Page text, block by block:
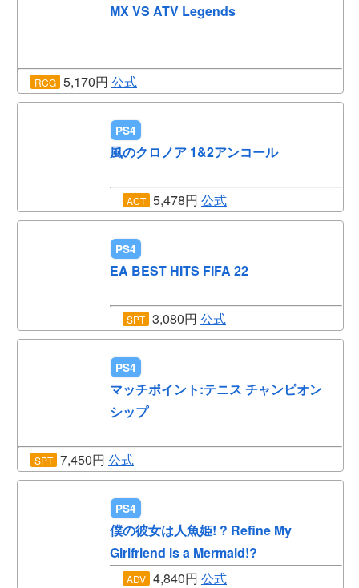
MX VS ATV Legends
RCG 5,170円 公式
PS4
風のクロノア 1&2アンコール
ACT 5,478円 公式
PS4
EA BEST HITS FIFA 22
SPT 3,080円 公式
PS4
マッチポイント:テニス チャンピオン
シップ
SPT 7,450円 公式
PS4
僕の彼女は人魚姫! ? Refine My
Girlfriend is a Mermaid!?
ADV 4,840円 公式